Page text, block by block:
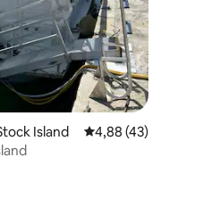
Island 4,88 de uma
4,88 (43)